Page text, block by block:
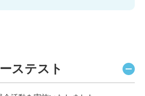
ステスト